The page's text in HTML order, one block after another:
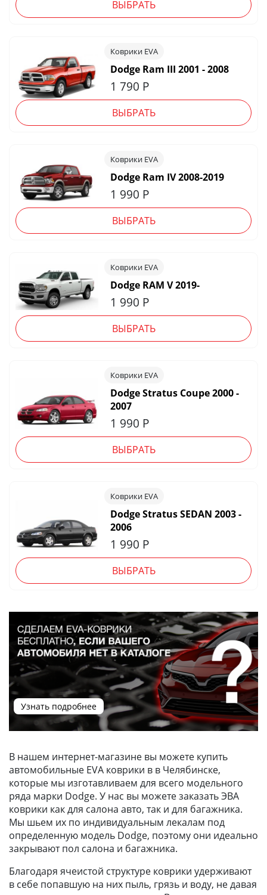
ВЫБРАТЬ
Коврики EVA
Dodge Ram III 2001 - 2008
1 790 Р
ВЫБРАТЬ
Коврики EVA
Dodge Ram IV 2008-2019
1 990 Р
ВЫБРАТЬ
Коврики EVA
Dodge RAM V 2019-
1 990 Р
ВЫБРАТЬ
Коврики EVA
Dodge Stratus Coupe 2000 -
2007
1 990 Р
ВЫБРАТЬ
Коврики EVA
Dodge Stratus SEDAN 2003 -
2006
1 990 Р
ВЫБРАТЬ
Узнать подробнее
В нашем интернет-магазине вы можете купить
автомобильные EVA коврики в в Челябинске,
которые мы изготавливаем для всего модельного
ряда марки Dodge. У нас вы можете заказать ЭВА
коврики как для салона авто, так и для багажника.
Мы шьем их по индивидуальным лекалам под
определенную модель Dodge, поэтому они идеально
закрывают пол салона и багажника.
Благодаря ячеистой структуре коврики удерживают
в себе попавшую на них пыль, грязь и воду, не давая